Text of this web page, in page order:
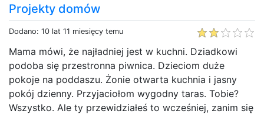
Projekty domów
Dodano: 10 lat 11 miesięcy temu
Mama mówi, że najładniej jest w kuchni. Dziadkowi
podoba się przestronna piwnica. Dzieciom duże
pokoje na poddaszu. Żonie otwarta kuchnia i jasny
pokój dzienny. Przyjaciołom wygodny taras. Tobie?
Wszystko. Ale ty przewidziałeś to wcześniej, zanim się